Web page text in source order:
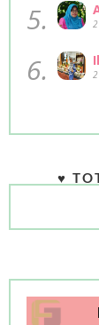
5.
6.
♥